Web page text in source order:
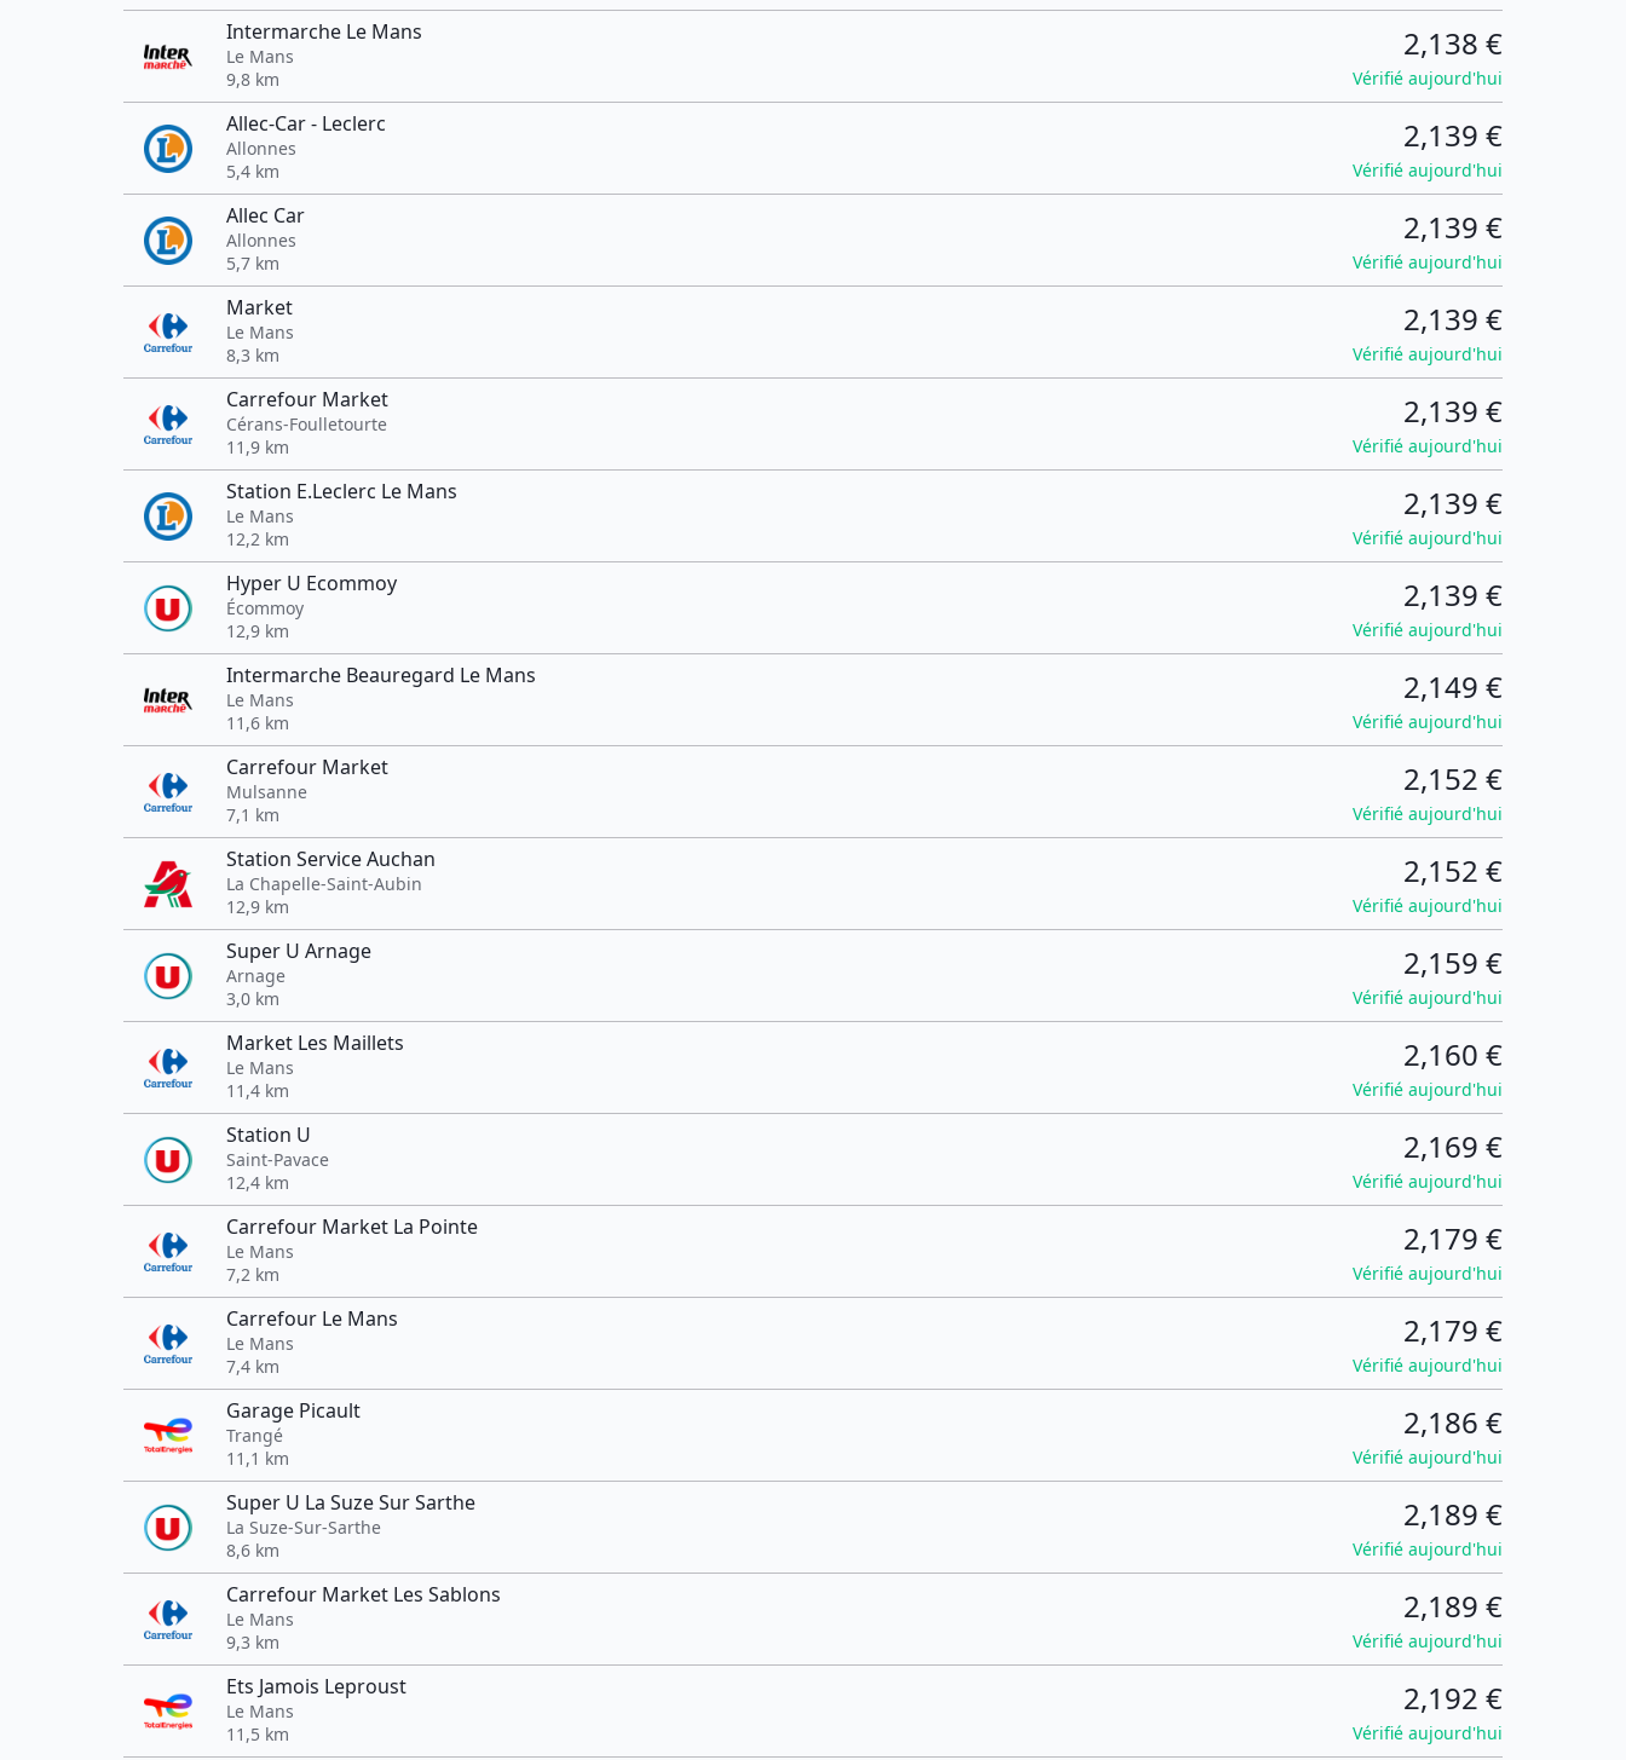
Intermarche Le Mans
Le Mans
9,8 km
2,138 €
Vérifié aujourd'hui
Allec-Car - Leclerc
Allonnes
5,4 km
2,139 €
Vérifié aujourd'hui
Allec Car
Allonnes
5,7 km
2,139 €
Vérifié aujourd'hui
Market
Le Mans
8,3 km
2,139 €
Vérifié aujourd'hui
Carrefour Market
Cérans-Foulletourte
11,9 km
2,139 €
Vérifié aujourd'hui
Station E.Leclerc Le Mans
Le Mans
12,2 km
2,139 €
Vérifié aujourd'hui
Hyper U Ecommoy
Écommoy
12,9 km
2,139 €
Vérifié aujourd'hui
Intermarche Beauregard Le Mans
Le Mans
11,6 km
2,149 €
Vérifié aujourd'hui
Carrefour Market
Mulsanne
7,1 km
2,152 €
Vérifié aujourd'hui
Station Service Auchan
La Chapelle-Saint-Aubin
12,9 km
2,152 €
Vérifié aujourd'hui
Super U Arnage
Arnage
3,0 km
2,159 €
Vérifié aujourd'hui
Market Les Maillets
Le Mans
11,4 km
2,160 €
Vérifié aujourd'hui
Station U
Saint-Pavace
12,4 km
2,169 €
Vérifié aujourd'hui
Carrefour Market La Pointe
Le Mans
7,2 km
2,179 €
Vérifié aujourd'hui
Carrefour Le Mans
Le Mans
7,4 km
2,179 €
Vérifié aujourd'hui
Garage Picault
Trangé
11,1 km
2,186 €
Vérifié aujourd'hui
Super U La Suze Sur Sarthe
La Suze-Sur-Sarthe
8,6 km
2,189 €
Vérifié aujourd'hui
Carrefour Market Les Sablons
Le Mans
9,3 km
2,189 €
Vérifié aujourd'hui
Ets Jamois Leproust
Le Mans
11,5 km
2,192 €
Vérifié aujourd'hui